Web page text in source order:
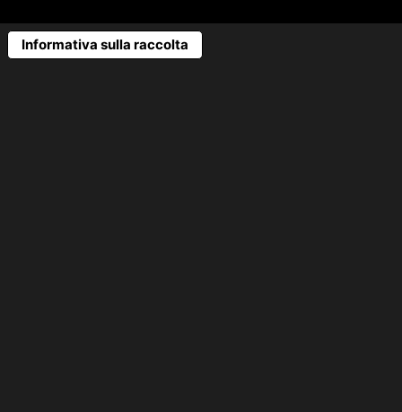
Informativa sulla raccolta